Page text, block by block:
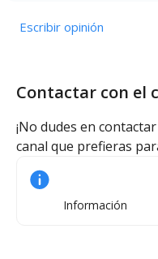
Escribir opinión
Contactar con el
¡No dudes en
canal que prefieras
Información